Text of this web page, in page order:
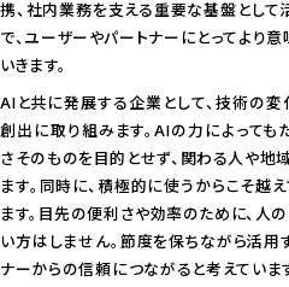
携、社内業務を支える重要な基盤として
で、ユーザーやパートナーにとってより
いきます。
AIと共に発展する企業として、技術の
創出に取り組みます。AIの力によって
さそのものを目的とせず、関わる人や地
ます。同時に、積極的に使うからこそ越
ます。目先の便利さや効率のために、人
い方はしません。節度を保ちながら活用
ナーからの信頼につながると考えていま